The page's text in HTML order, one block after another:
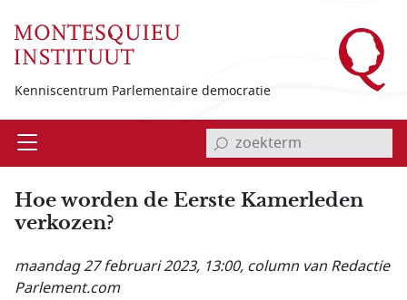
Kenniscentrum Parlementaire democratie
Open invoerveld zoekterm
Hoe worden de Eerste Kamerleden
verkozen?
maandag 27 februari 2023, 13:00, column van Redactie
Parlement.com